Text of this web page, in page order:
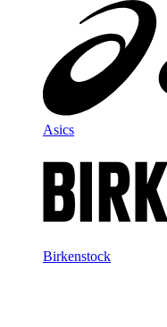
Asics
Birkenstock